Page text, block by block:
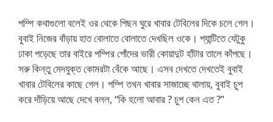
পম্পি কথাগুলো বলেই ওর থেকে পিছন ঘুরে খাবার টেবিলের দিকে চলে গেল।
বুবাই নিজের বাঁড়ায় হাত বোলাতে বোলাতে দেখছিল ওকে। প্যান্টিতে যেটুকু
ঢাকা পড়েছে তার বাইরে পম্পির পোঁদের ভারী কোয়াদুট হাঁটার তালে কাঁপছে।
সরু কিন্তু মেদযুক্ত কোমরটা বেঁকে আছে। এসব দেখতে দেখতেই বুবাই
খাবার টেবিলের কাছে গেল। পম্পি তখন খাবার সাজাচ্ছে থালায়, বুবাই চুপ
করে দাঁড়িয়ে আছে দেখে বলল, “কি হলো আবার ? চুপ কেন এত ?”